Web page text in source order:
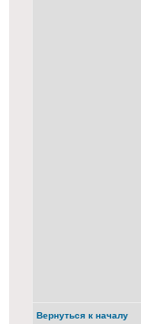
Вернуться к началу